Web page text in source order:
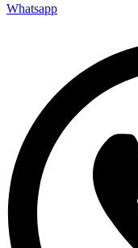
Whatsapp